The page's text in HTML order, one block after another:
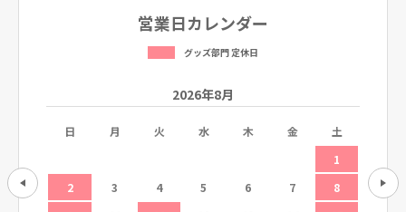
営業日カレンダー
グッズ部門 定休日
12
2026年8月
日 月 火 水 木 金
土
1
2
3 4 5 6 7
8
6